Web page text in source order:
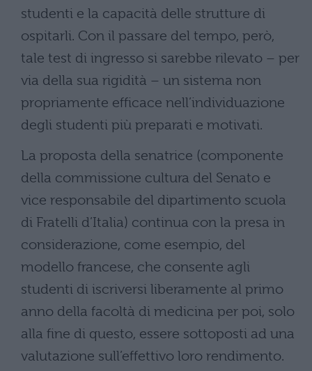
studenti e la capacità delle strutture di
ospitarli. Con il passare del tempo, però,
tale test di ingresso si sarebbe rilevato – per
via della sua rigidità – un sistema non
propriamente efficace nell’individuazione
degli studenti più preparati e motivati.
La proposta della senatrice (componente
della commissione cultura del Senato e
vice responsabile del dipartimento scuola
di Fratelli d’Italia) continua con la presa in
considerazione, come esempio, del
modello francese, che consente agli
studenti di iscriversi liberamente al primo
anno della facoltà di medicina per poi, solo
alla fine di questo, essere sottoposti ad una
valutazione sull’effettivo loro rendimento.